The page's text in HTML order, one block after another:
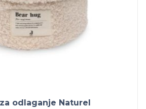
odlaganje Naturel